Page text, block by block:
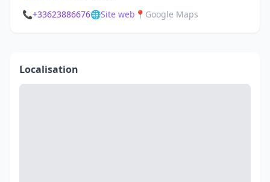
📞+33623886676🌐Site web 📍 Google Maps
Localisation